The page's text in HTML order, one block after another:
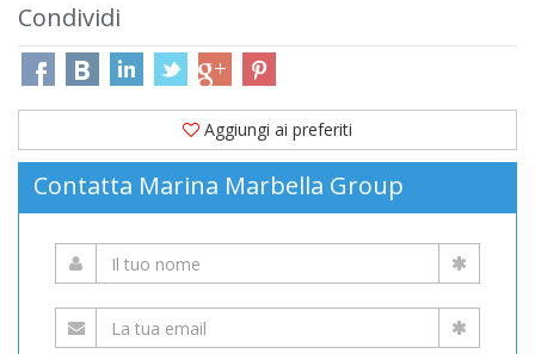
Condividi
Aggiungi ai preferiti
Contatta Marina Marbella Group